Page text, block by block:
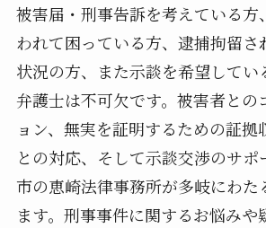
被害届・刑事告訴を考えている方
われて困っている方、逮捕拘留さ
状況の方、また示談を希望してい
弁護士は不可欠です。被害者との
ョン、無実を証明するための証拠
との対応、そして示談交渉のサ
市の恵崎法律事務所が多岐にわた
ます。刑事事件に関するお悩みや